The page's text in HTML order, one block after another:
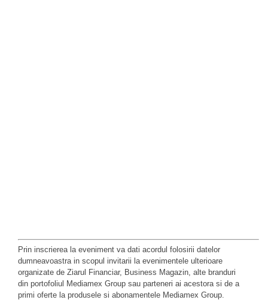
Prin inscrierea la eveniment va dati acordul folosirii datelor
dumneavoastra in scopul invitarii la evenimentele ulterioare
organizate de Ziarul Financiar, Business Magazin, alte branduri
din portofoliul Mediamex Group sau parteneri ai acestora si de a
primi oferte la produsele si abonamentele Mediamex Group.